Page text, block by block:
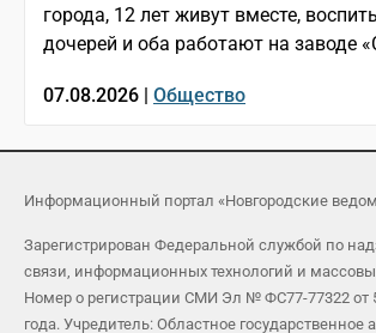
города, 12 лет живут вместе,
дочерей и оба работают на заводе
07.08.2026 | Общество
Информационный портал «Новгородские
Зарегистрирован Федеральной службой по
связи, информационных технологий и
Номер о регистрации СМИ Эл № ФС77-77322 от
года. Учредитель: Областное государственное